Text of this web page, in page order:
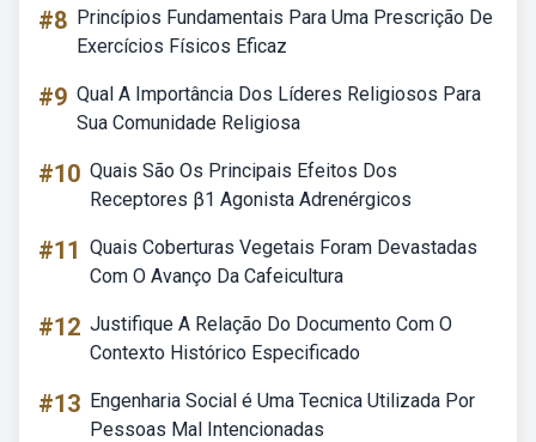
#8 Princípios Fundamentais Para Uma Prescrição De
Exercícios Físicos Eficaz
#9 Qual A Importância Dos Líderes Religiosos Para
Sua Comunidade Religiosa
#10 Quais São Os Principais Efeitos Dos
Receptores β1 Agonista Adrenérgicos
#11 Quais Coberturas Vegetais Foram Devastadas
Com O Avanço Da Cafeicultura
#12 Justifique A Relação Do Documento Com O
Contexto Histórico Especificado
#13 Engenharia Social é Uma Tecnica Utilizada Por
Pessoas Mal Intencionadas